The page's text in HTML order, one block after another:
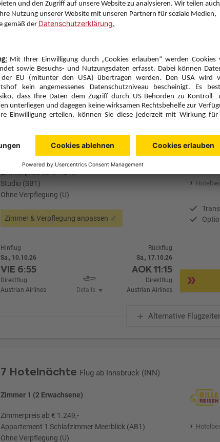
Hinflug
Di., 8.9.26
INN15:35
Rückflug
Di., 15.9.26
Alternative
Zimmer 1 (2 Erwachsene)
Studio (SB1)
Ohne Verpflegung (U)
Zimmer & Verpflegung anpassen
Hinflug
Sa., 10.10.26
VIE 6:55
Direktflug
Austrian Airlines
Details
Rückflug
Sa., 17.10.26
AOK11:15
Direktflug
Austrian Airlines
Alternative
7 Hotelnächte Flug ab Innsbruck (INN)
Zimmer 1 (2 Erwachsene)
Zimmerpreis ab € 1.249,-
Appartement 1 Schlafzimmer Meerblick (AB1)
Ohne Verpflegung (U)